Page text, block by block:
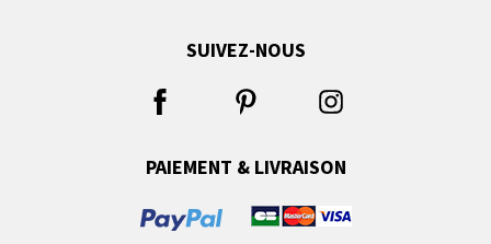
SUIVEZ-NOUS
PAIEMENT & LIVRAISON